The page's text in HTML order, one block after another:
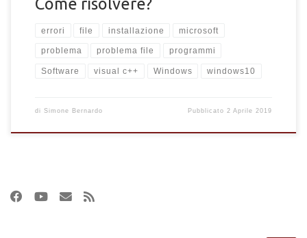
Come risolvere?
errori file installazione microsoft
problema problema file programmi
Software visual c++ Windows windows10
di Simone Bernardo Pubblicato2 Aprile 2019